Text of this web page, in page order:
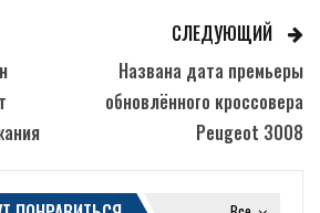
СЛЕДУЮЩИЙ
Названа дата премьеры
обновлённого кроссовера
Peugeot 3008